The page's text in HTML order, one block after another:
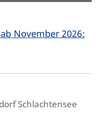
November 2026:
Schlachtensee